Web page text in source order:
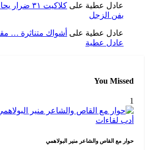
عادل عطية على
كلاكيت ٣١
بفن الزجل
عادل عطية على أشواك متناثرة …
عادل عطية
You Missed
1
أدب لقاءات
حوار مع القاص والشاعر منير البولاهمي